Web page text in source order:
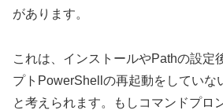
があります。
これは、インストールやPathの設定
プトPowerShellの再起動をしていな
と考えられます。もしコマンドプロ